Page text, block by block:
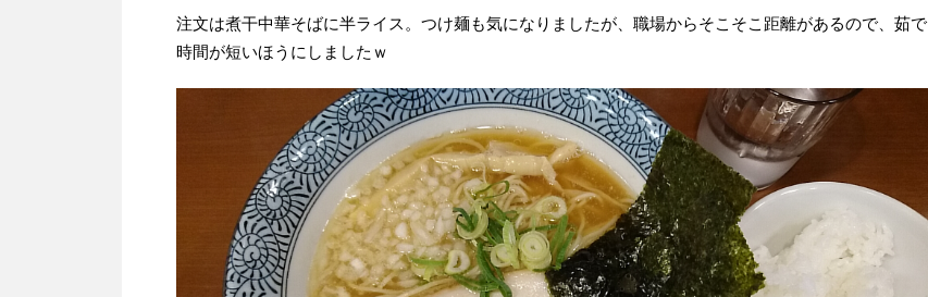
注文は煮干中華そばに半ライス。つけ麺も気になりましたが、職場からそこそこ距離があるので、茹で
時間が短いほうにしましたｗ